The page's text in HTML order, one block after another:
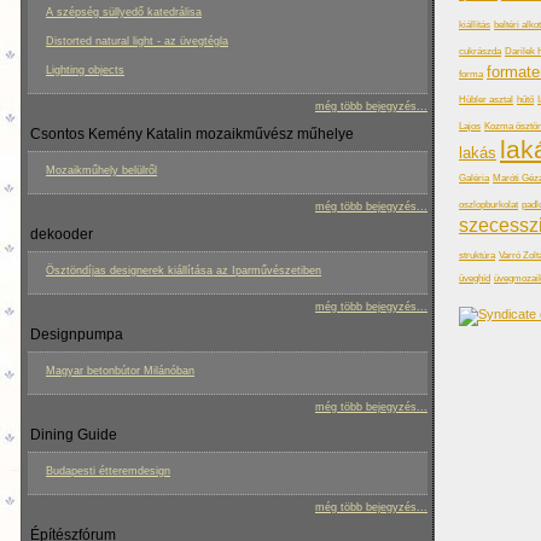
A szépség süllyedő katedrálisa
Distorted natural light - az üvegtégla
Lighting objects
még több bejegyzés...
Csontos Kemény Katalin mozaikművész műhelye
Mozaikműhely belülről
még több bejegyzés...
dekooder
Ösztöndíjas designerek kiállítása az Iparművészetiben
még több bejegyzés...
Designpumpa
Magyar betonbútor Milánóban
még több bejegyzés...
Dining Guide
Budapesti étteremdesign
még több bejegyzés...
Építészfórum
kiállítás beltéri
cukrászda Darilek
forma
Hübler asztal hűtő
Lajos Kozma
lakás
Galéria Maróti
oszlopburkolat
struktúra Varró
üveghíd